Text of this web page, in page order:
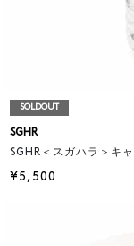
SOLDOUT
SGHR
SGHR＜スガハラ＞キ
¥5,500